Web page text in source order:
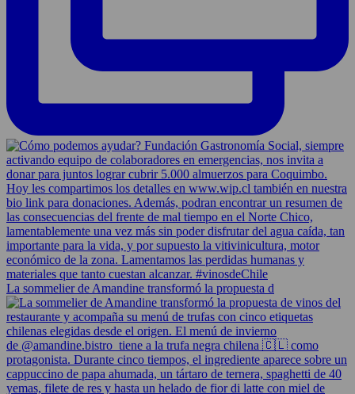
La sommelier de Amandine transformó la propuesta d